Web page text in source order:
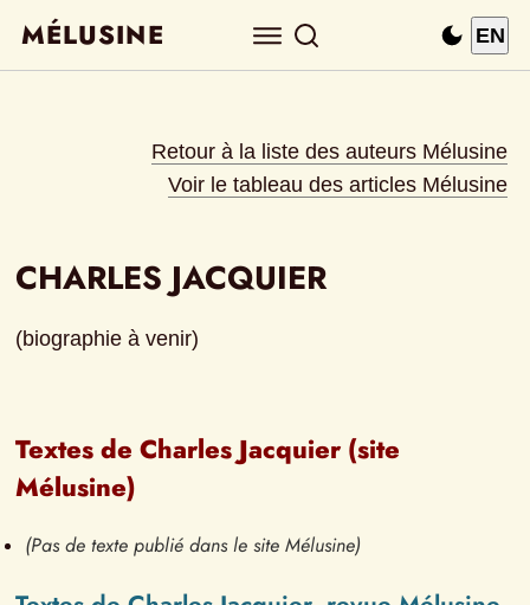
MÉLUSINE EN
Retour à la liste des auteurs Mélusine
Voir le tableau des articles Mélusine
CHARLES JACQUIER
(biographie à venir)
Textes de Charles Jacquier (site
Mélusine)
(Pas de texte publié dans le site Mélusine)